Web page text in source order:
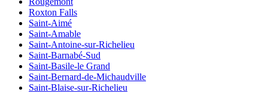
Roxton Falls
Saint-Aimé
Saint-Amable
Saint-Antoine-sur-Richelieu
Saint-Barnabé-Sud
Saint-Basile-le Grand
Saint-Bernard-de-Michaudville
Saint-Blaise-sur-Richelieu